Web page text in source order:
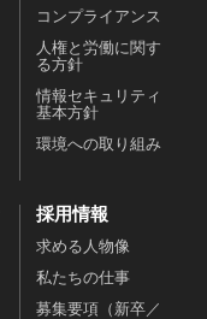
コンプライアンス
人権と労働に関す
る方針
情報セキュリティ
基本方針
環境への取り組み
採用情報
求める人物像
私たちの仕事
募集要項（新卒／